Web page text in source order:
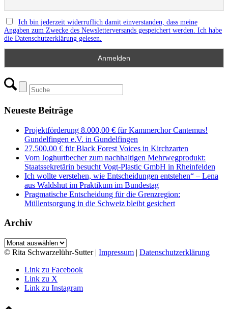
Ich bin jederzeit widerruflich damit einverstanden, dass meine
Angaben zum Zwecke des Newsletterversands gespeichert werden. Ich habe
die Datenschutzerklärung gelesen.
Neueste Beiträge
Projektförderung 8.000,00 € für Kammerchor Cantemus!
Gundelfingen e.V. in Gundelfingen
27.500,00 € für Black Forest Voices in Kirchzarten
Vom Joghurtbecher zum nachhaltigen Mehrwegprodukt:
Staatssekretärin besucht Vogt-Plastic GmbH in Rheinfelden
Ich wollte verstehen, wie Entscheidungen entstehen“ – Lena
aus Waldshut im Praktikum im Bundestag
Pragmatische Entscheidung für die Grenzregion:
Müllentsorgung in die Schweiz bleibt gesichert
Archiv
Archiv
© Rita Schwarzelühr-Sutter | Impressum | Datenschutzerklärung
Link zu Facebook
Link zu X
Link zu Instagram